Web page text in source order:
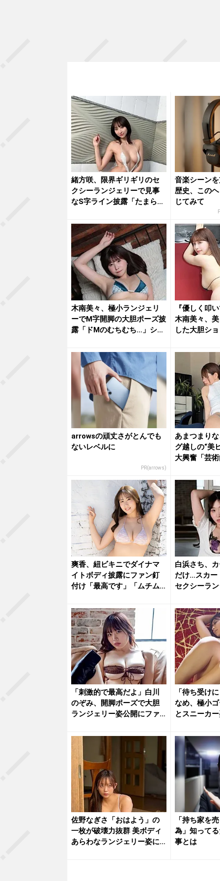
緒方咲、限界ギリギリのセ
クシーランジェリーで見事
なS字ライン披露「たまらな
音楽シーン
歴史、この
じてみて
木南美々、極小ランジェリ
ーでM字開脚の大胆ポーズ披
露「ドMのむちむち…」ショ
『優しく叩
木南美々、
した大胆シ
arrowsの頑丈さがとんでも
ないレベルに
PR(arrows)
あまつまり
グ越しの“美
大興奮「芸
爽香、紐ビキニでダイナマ
イトボディ披露にファン釘
付け「最高です」「ムチム
白浜さち、
だけ…スカ
セクシーラ
「刺激的で最高だよ」白川
のぞみ、開脚ポーズで大胆
ランジェリー姿公開にファ
「待ち受け
なめ、極小
とスニーカ
佐野なぎさ「おはよう」の
一枚が破壊力抜群 美ボディ
あらわなランジェリー姿に
「持ち家を
為」知って
事とは